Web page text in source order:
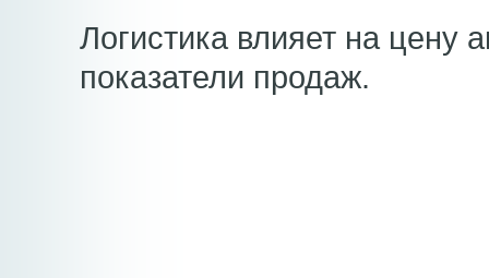
Логистика влияет на цену
показатели продаж.